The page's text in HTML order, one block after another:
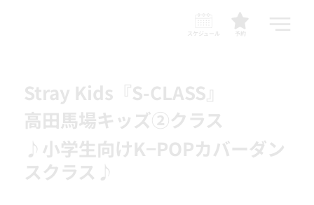
予約
スケジュール
Stray Kids『S-CLASS』
高田馬場キッズ②クラス
♪小学生向けK−POPカバーダン
スクラス♪